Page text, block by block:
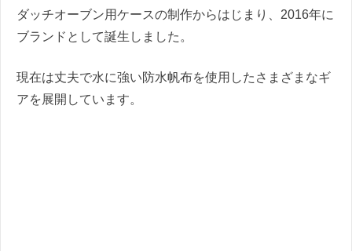
ダッチオーブン用ケースの制作からはじまり、2016年に
ブランドとして誕生しました。
現在は丈夫で水に強い防水帆布を使用したさまざまなギ
アを展開しています。